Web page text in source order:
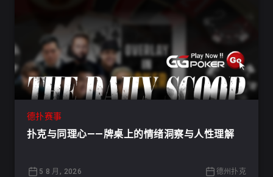
德扑赛事
扑克与同理心——牌桌上的情绪洞察与人性理解
5 8 月, 2026 德州扑克